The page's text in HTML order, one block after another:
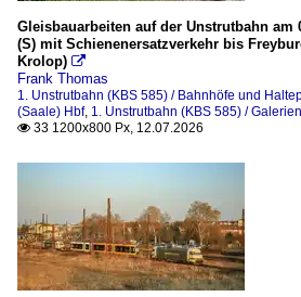
Dieselloks
BR 120 (V 200 Taigatrommel)
V 300
Baustellen
Infotafeln
Kurioses
1980
1980
1986
2006
2007
2008
Gleisbauarbeiten auf der Unstrutbahn am
(S) mit Schienenersatzverkehr bis
Krolop) 
Frank Thomas
1. Unstrutbahn (KBS 585) / Bahnhöfe und
(Saale) Hbf, 1. Unstrutbahn (KBS 585) /
 33 1200x800 Px, 12.07.2026